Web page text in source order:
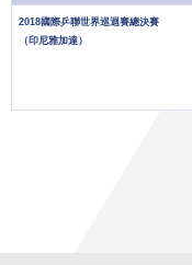
2018國際乒聯世界巡迴賽總決賽
（印尼雅加達）